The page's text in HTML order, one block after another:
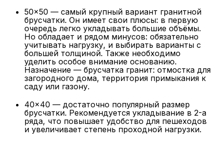
50x50 — самый крупный вариант гранитной
брусчатки. Он имеет свои плюсы: в первую
очередь легко укладывать большие объёмы.
Но обладает и рядом минусов: обязательно
учитывать нагрузку, и выбирать варианты с
большей толщиной. Также необходимо
уделить особое внимание основанию.
Назначение — брусчатка гранит: отмостка для
загородного дома, территория примыкания к
саду или газону.
40x40 — достаточно популярный размер
брусчатки. Рекомендуется укладывание в 2-а
ряда, что повышает удобство для пешеходов
и увеличивает степень проходной нагрузки.